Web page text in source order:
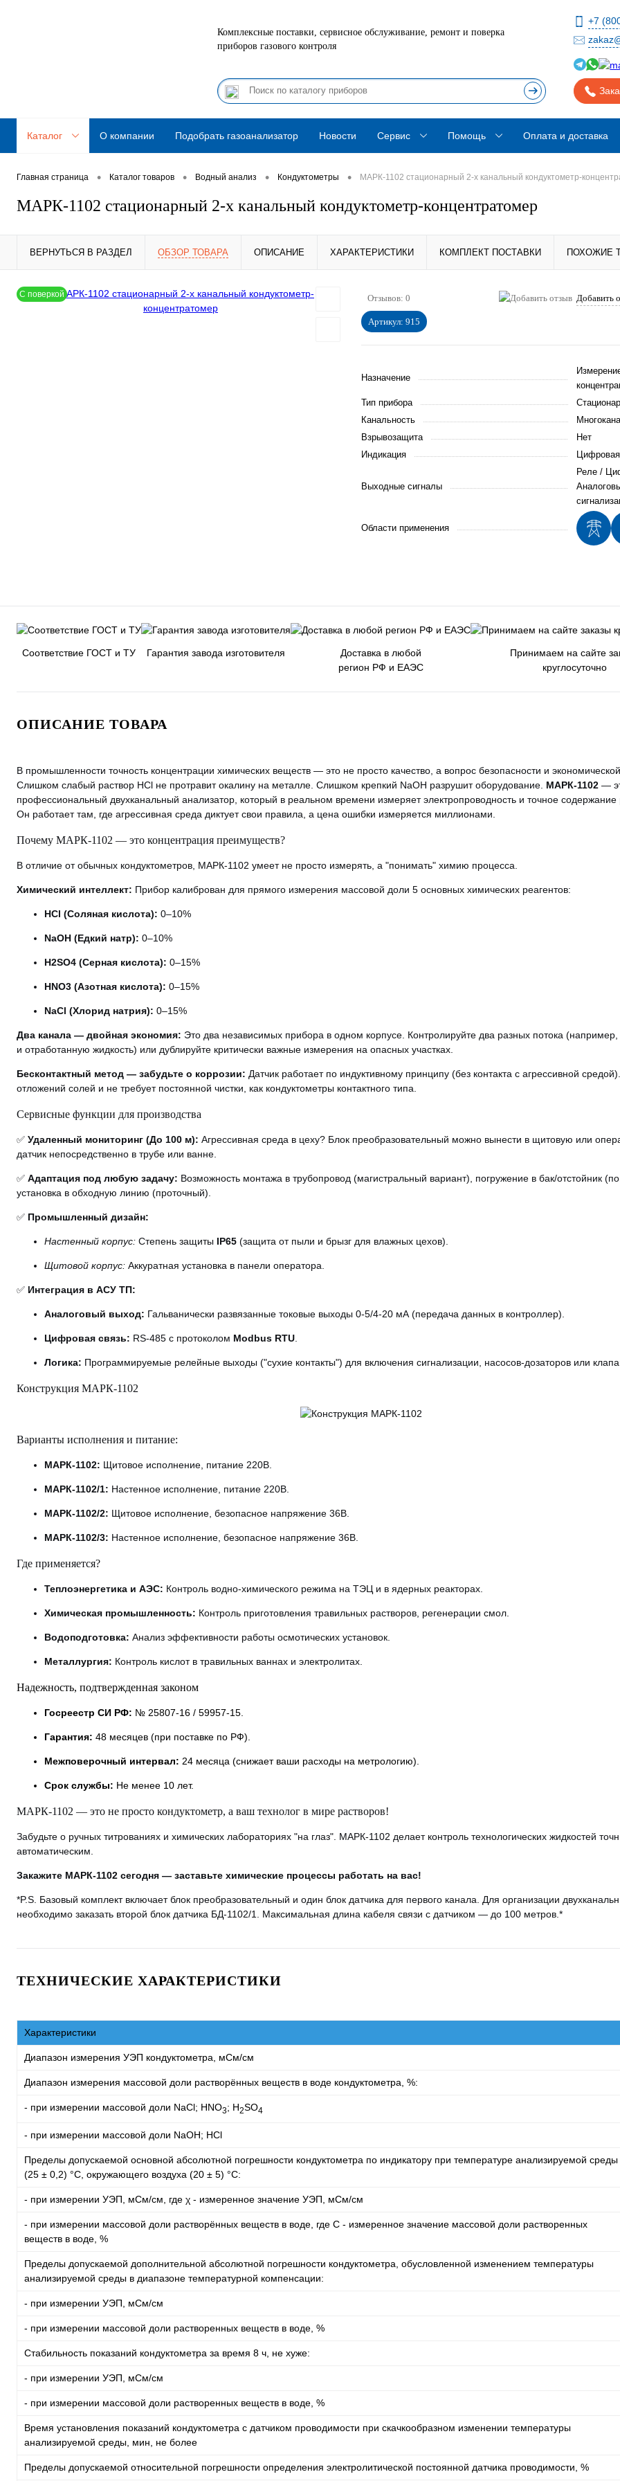
Комплексные поставки, сервисное обслуживание, ремонт и поверка
приборов газового контроля
+7
Каталог О компании Подобрать газоанализатор Новости Сервис Помощь Оплата и доставка
Главная страница • Каталог товаров • Водный анализ • Кондуктометры • МАРК-1102 стационарный 2-х канальный кондуктометр-
МАРК-1102 стационарный 2-х канальный кондуктометр-концентратомер
ВЕРНУТЬСЯ В РАЗДЕЛ ОБЗОР ТОВАРА ОПИСАНИЕ ХАРАКТЕРИСТИКИ КОМПЛЕКТ ПОСТАВКИ ПОХОЖИЕ
С поверкой Отзывов: 0 Добавить
Артикул: 915
Назначение
Тип прибора
Канальность
Взрывозащита
Нет
Индикация
Цифровая
Выходные сигналы
Реле /
Области применения
Соответствие ГОСТ и ТУ Гарантия завода изготовителя
Доставка в любой
регион РФ и ЕАЭС
Принимаем на сайте
круглосуточно
ОПИСАНИЕ ТОВАРА
В промышленности точность концентрации химических веществ — это не просто качество, а вопрос безопасности и
Слишком слабый раствор HCl не протравит окалину на металле. Слишком крепкий NaOH разрушит оборудование. МАРК-1102 —
профессиональный двухканальный анализатор, который в реальном времени измеряет электропроводность и точное содержание
Он работает там, где агрессивная среда диктует свои правила, а цена ошибки измеряется миллионами.
Почему МАРК-1102 — это концентрация преимуществ?
В отличие от обычных кондуктометров, МАРК-1102 умеет не просто измерять, а "понимать" химию процесса.
Химический интеллект: Прибор калиброван для прямого измерения массовой доли 5 основных химических реагентов:
HCl (Соляная кислота): 0–10%
NaOH (Едкий натр): 0–10%
H2SO4 (Серная кислота): 0–15%
HNO3 (Азотная кислота): 0–15%
NaCl (Хлорид натрия): 0–15%
Два канала — двойная экономия: Это два независимых прибора в одном корпусе. Контролируйте два разных потока
и отработанную жидкость) или дублируйте критически важные измерения на опасных участках.
Бесконтактный метод — забудьте о коррозии: Датчик работает по индуктивному принципу (без контакта с агрессивной
отложений солей и не требует постоянной чистки, как кондуктометры контактного типа.
Сервисные функции для производства
✅ Удаленный мониторинг (До 100 м): Агрессивная среда в цеху? Блок преобразовательный можно вынести в щитовую или
датчик непосредственно в трубе или ванне.
✅ Адаптация под любую задачу: Возможность монтажа в трубопровод (магистральный вариант), погружение в бак/отстойник
установка в обходную линию (проточный).
✅ Промышленный дизайн:
Настенный корпус: Степень защиты IP65 (защита от пыли и брызг для влажных цехов).
Щитовой корпус: Аккуратная установка в панели оператора.
✅ Интеграция в АСУ ТП:
Аналоговый выход: Гальванически развязанные токовые выходы 0-5/4-20 мА (передача данных в контроллер).
Цифровая связь: RS-485 с протоколом Modbus RTU
Логика: Программируемые релейные выходы ("сухие контакты") для включения сигнализации, насосов-дозаторов или
Конструкция МАРК-1102
Варианты исполнения и питание:
МАРК-1102: Щитовое исполнение, питание 220В.
МАРК-1102/1: Настенное исполнение, питание 220В.
МАРК-1102/2: Щитовое исполнение, безопасное напряжение 36В.
МАРК-1102/3: Настенное исполнение, безопасное напряжение 36В.
Где применяется?
Теплоэнергетика и АЭС: Контроль водно-химического режима на ТЭЦ и в ядерных реакторах.
Химическая промышленность: Контроль приготовления травильных растворов, регенерации смол.
Водоподготовка: Анализ эффективности работы осмотических установок.
Металлургия: Контроль кислот в травильных ваннах и электролитах.
Надежность, подтвержденная законом
Госреестр СИ РФ: № 25807-16 / 59957-15.
Гарантия: 48 месяцев (при поставке по РФ).
Межповерочный интервал: 24 месяца (снижает ваши расходы на метрологию).
Срок службы: Не менее 10 лет.
МАРК-1102 — это не просто кондуктометр, а ваш технолог в мире растворов!
Забудьте о ручных титрованиях и химических лабораториях "на глаз". МАРК-1102 делает контроль технологических жидкостей
автоматическим.
Закажите МАРК-1102 сегодня — заставьте химические процессы работать на вас!
*P.S. Базовый комплект включает блок преобразовательный и один блок датчика для первого канала. Для организации
необходимо заказать второй блок датчика БД-1102/1. Максимальная длина кабеля связи с датчиком — до 100 метров *
ТЕХНИЧЕСКИЕ ХАРАКТЕРИСТИКИ
Характеристики
Диапазон измерения УЭП кондуктометра, мСм/см
Диапазон измерения массовой доли растворённых веществ в воде кондуктометра, %:
- при измерении массовой доли NaCl; HNO3; Н2SО4
- при измерении массовой доли NaOH; HCl
Пределы допускаемой основной абсолютной погрешности кондуктометра по индикатору при температуре анализируемой среды
(25 ± 0,2) °С, окружающего воздуха (20 ± 5) °C:
- при измерении УЭП, мСм/см, где χ - измеренное значение УЭП, мСм/см
- при измерении массовой доли растворённых веществ в воде, где C - измеренное значение массовой доли растворенных
веществ в воде, %
Пределы допускаемой дополнительной абсолютной погрешности кондуктометра, обусловленной изменением температуры
анализируемой среды в диапазоне температурной компенсации:
- при измерении УЭП, мСм/см
- при измерении массовой доли растворенных веществ в воде, %
Стабильность показаний кондуктометра за время 8 ч, не хуже:
- при измерении УЭП, мСм/см
- при измерении массовой доли растворенных веществ в воде, %
Время установления показаний кондуктометра с датчиком проводимости при скачкообразном изменении температуры
анализируемой среды, мин, не более
Пределы допускаемой относительной погрешности определения электролитической постоянной датчика проводимости, %